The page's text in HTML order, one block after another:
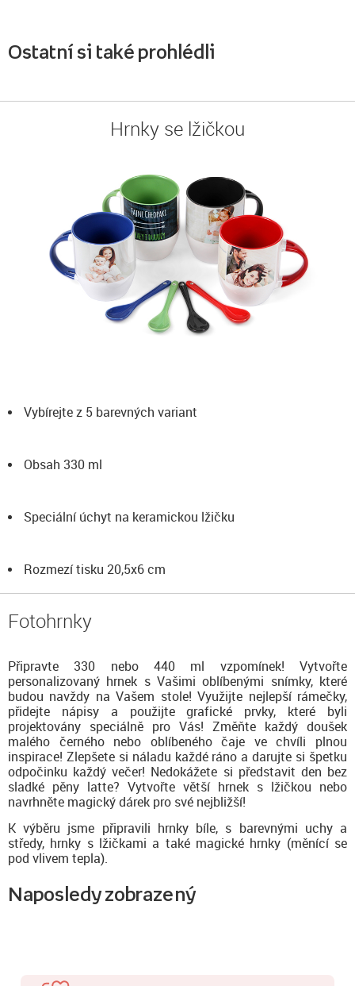
Ostatní si také prohlédli
Hrnky se lžičkou
Vybírejte z 5 barevných variant
Obsah 330 ml
Speciální úchyt na keramickou lžičku
Rozmezí tisku 20,5x6 cm
Fotohrnky
Připravte 330 nebo 440 ml vzpomínek! Vytvořte
personalizovaný hrnek s Vašimi oblíbenými snímky, které
budou navždy na Vašem stole! Využijte nejlepší rámečky,
přidejte nápisy a použijte grafické prvky, které byli
projektovány speciálně pro Vás! Změňte každý doušek
malého černého nebo oblíbeného čaje ve chvíli plnou
inspirace! Zlepšete si náladu každé ráno a darujte si špetku
odpočinku každý večer! Nedokážete si představit den bez
sladké pěny latte? Vytvořte větší hrnek s lžičkou nebo
navrhněte magický dárek pro své nejbližší!
K výběru jsme připravili hrnky bíle, s barevnými uchy a
středy, hrnky s lžičkami a také magické hrnky (měnící se
pod vlivem tepla).
Naposledy zobrazený